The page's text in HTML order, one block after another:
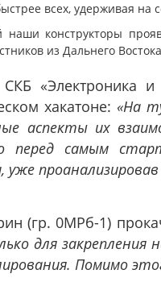
всех, удерживая на
наши конструкторы
из Дальнего
СКБ «Электроника
хакатоне: «На
аспекты их
перед самым
уже
(гр. 0МРб-1)
для закрепления
Помимо